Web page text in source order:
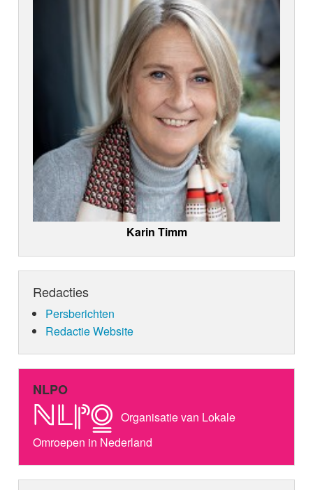
Karin Timm
Redacties
Persberichten
Redactie Website
NLPO
Organisatie van Lokale
Omroepen in Nederland